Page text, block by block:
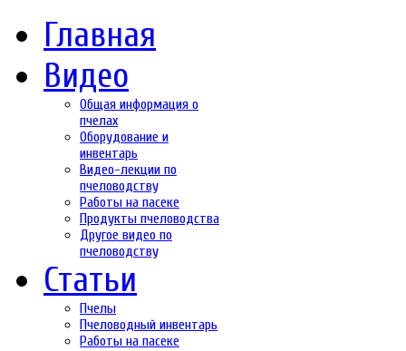
Главная
Видео
Общая информация о
пчелах
Оборудование и
инвентарь
Видео-лекции по
пчеловодству
Работы на пасеке
Продукты пчеловодства
Другое видео по
пчеловодству
Статьи
Пчелы
Пчеловодный инвентарь
Работы на пасеке